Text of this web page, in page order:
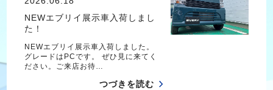
NEWエブリイ展示車入荷しまし
た！
NEWエブリイ展示車入荷しました。
グレードはPCです。 ぜひ見に来てく
ださい。ご来店お待…
つづきを読む